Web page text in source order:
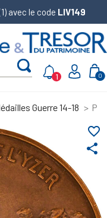
avec le code LIV149
0
1
Guerre 14-18
share
favorite_border